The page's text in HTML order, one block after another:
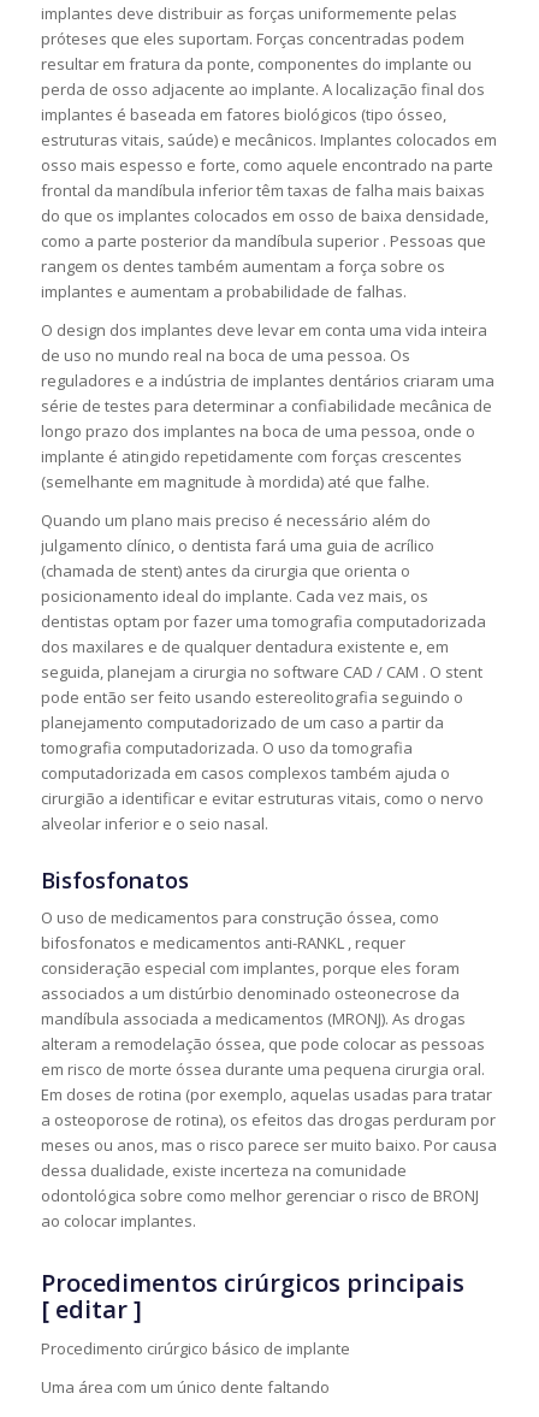
implantes deve distribuir as forças uniformemente pelas
próteses que eles suportam. Forças concentradas podem
resultar em fratura da ponte, componentes do implante ou
perda de osso adjacente ao implante. A localização final dos
implantes é baseada em fatores biológicos (tipo ósseo,
estruturas vitais, saúde) e mecânicos. Implantes colocados em
osso mais espesso e forte, como aquele encontrado na parte
frontal da mandíbula inferior têm taxas de falha mais baixas
do que os implantes colocados em osso de baixa densidade,
como a parte posterior da mandíbula superior . Pessoas que
rangem os dentes também aumentam a força sobre os
implantes e aumentam a probabilidade de falhas.
O design dos implantes deve levar em conta uma vida inteira
de uso no mundo real na boca de uma pessoa. Os
reguladores e a indústria de implantes dentários criaram uma
série de testes para determinar a confiabilidade mecânica de
longo prazo dos implantes na boca de uma pessoa, onde o
implante é atingido repetidamente com forças crescentes
(semelhante em magnitude à mordida) até que falhe.
Quando um plano mais preciso é necessário além do
julgamento clínico, o dentista fará uma guia de acrílico
(chamada de stent) antes da cirurgia que orienta o
posicionamento ideal do implante. Cada vez mais, os
dentistas optam por fazer uma tomografia computadorizada
dos maxilares e de qualquer dentadura existente e, em
seguida, planejam a cirurgia no software CAD / CAM . O stent
pode então ser feito usando estereolitografia seguindo o
planejamento computadorizado de um caso a partir da
tomografia computadorizada. O uso da tomografia
computadorizada em casos complexos também ajuda o
cirurgião a identificar e evitar estruturas vitais, como o nervo
alveolar inferior e o seio nasal.
Bisfosfonatos
O uso de medicamentos para construção óssea, como
bifosfonatos e medicamentos anti-RANKL , requer
consideração especial com implantes, porque eles foram
associados a um distúrbio denominado osteonecrose da
mandíbula associada a medicamentos (MRONJ). As drogas
alteram a remodelação óssea, que pode colocar as pessoas
em risco de morte óssea durante uma pequena cirurgia oral.
Em doses de rotina (por exemplo, aquelas usadas para tratar
a osteoporose de rotina), os efeitos das drogas perduram por
meses ou anos, mas o risco parece ser muito baixo. Por causa
dessa dualidade, existe incerteza na comunidade
odontológica sobre como melhor gerenciar o risco de BRONJ
ao colocar implantes.
Procedimentos cirúrgicos principais
[ editar]
Procedimento cirúrgico básico de implante
Uma área com um único dente faltando